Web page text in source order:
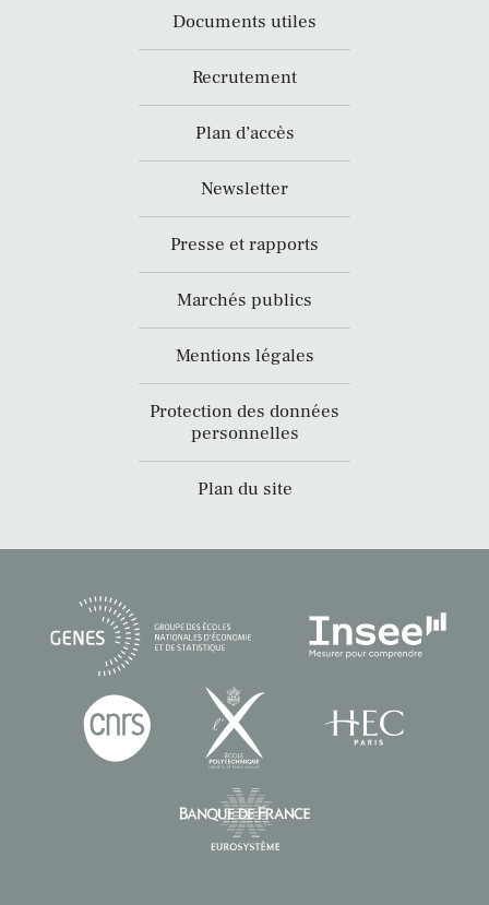
Documents utiles
Recrutement
Plan d’accès
Newsletter
Presse et rapports
Marchés publics
Mentions légales
Protection des données
personnelles
Plan du site